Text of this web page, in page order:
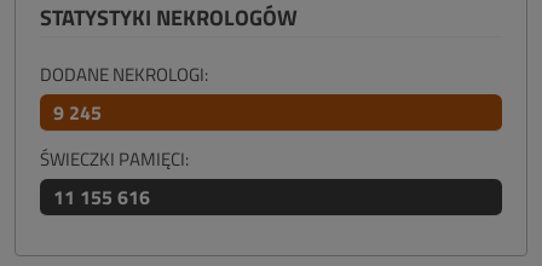
STATYSTYKI NEKROLOGÓW
DODANE NEKROLOGI:
9 245
ŚWIECZKI PAMIĘCI:
11 155 616